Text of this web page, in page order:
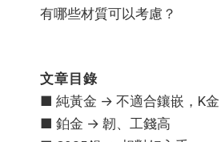
有哪些材質可以考慮？
文章目錄
■ 純黃金 → 不適合鑲嵌，K
■ 鉑金 → 韌、工錢高